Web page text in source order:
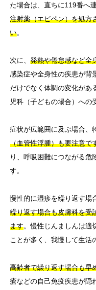
た場合は、直ちに119番へ
注射薬（エピペン）を処方
い。
次に、 発熱や倦怠感など全
感染症や全身性の疾患が背
だけでなく体調の変化があ
児科（子どもの場合）への
症状が広範囲に及ぶ場合、
（血管性浮腫）も要注意で
り、呼吸困難につながる
す。
慢性的に湿疹を繰り返す場
繰り返す場合も皮膚科を受
ます。慢性じんましんは適
ことが多く、我慢して生活
高齢者で繰り返す場合も早
瘡などの自己免疫疾患が隠